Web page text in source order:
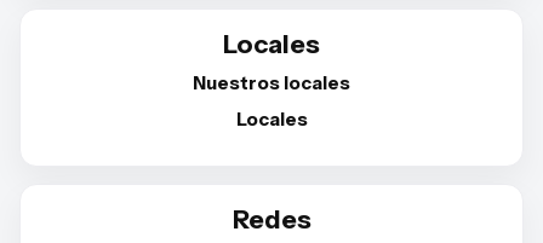
Locales
Nuestros locales
Locales
Redes